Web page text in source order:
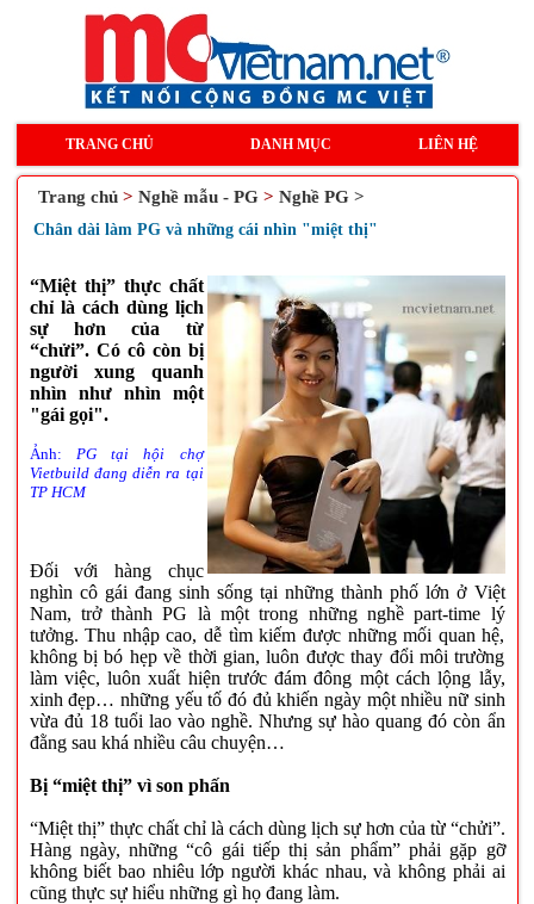
TRANG CHỦ DANH MỤC LIÊN HỆ
Trang chủ > Nghề mẫu - PG> Nghề PG >
Chân dài làm PG và những cái nhìn "miệt thị"
“Miệt thị” thực chất
chỉ là cách dùng lịch
sự hơn của từ
“chửi”. Có cô còn bị
người xung quanh
nhìn như nhìn một
"gái gọi".
Ảnh: PG tại hội chợ
Vietbuild đang diễn ra tại
TP HCM
Đối với hàng chục
nghìn cô gái đang sinh sống tại những thành phố lớn ở Việt
Nam, trở thành PG là một trong những nghề part-time lý
tưởng. Thu nhập cao, dễ tìm kiếm được những mối quan hệ,
không bị bó hẹp về thời gian, luôn được thay đổi môi trường
làm việc, luôn xuất hiện trước đám đông một cách lộng lẫy,
xinh đẹp… những yếu tố đó đủ khiến ngày một nhiều nữ sinh
vừa đủ 18 tuổi lao vào nghề. Nhưng sự hào quang đó còn ẩn
đằng sau khá nhiều câu chuyện…
Bị “miệt thị” vì son phấn
“Miệt thị” thực chất chỉ là cách dùng lịch sự hơn của từ “chửi”.
Hàng ngày, những “cô gái tiếp thị sản phẩm” phải gặp gỡ
không biết bao nhiêu lớp người khác nhau, và không phải ai
cũng thực sự hiểu những gì họ đang làm.